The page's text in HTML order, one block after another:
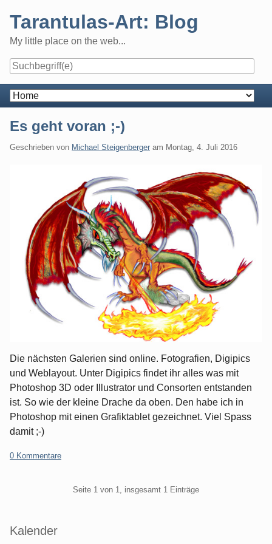
content
Tarantulas-Art: Blog
My little place on the web...
Navigation
Es geht voran ;-)
Geschrieben von Michael Steigenberger am Montag, 4. Juli 2016
Die nächsten Galerien sind online. Fotografien, Digipics
und Weblayout. Unter Digipics findet ihr alles was mit
Photoshop 3D oder Illustrator und Consorten entstanden
ist. So wie der kleine Drache da oben. Den habe ich in
Photoshop mit einen Grafiktablet gezeichnet. Viel Spass
damit ;-)
0 Kommentare
Seite 1 von 1, insgesamt 1 Einträge
Seitenleiste
Kalender